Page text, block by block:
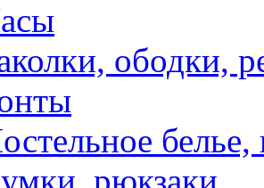
ободки,
белье,